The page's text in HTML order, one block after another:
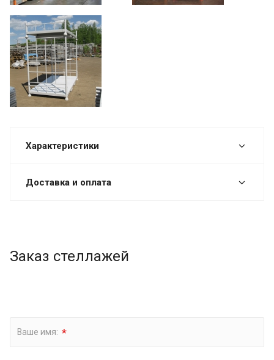
Характеристики
Доставка и оплата
Заказ стеллажей
Ваше имя: *